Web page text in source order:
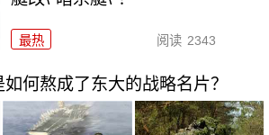
最热 阅读 2343
如何熬成了东大的战略名片？